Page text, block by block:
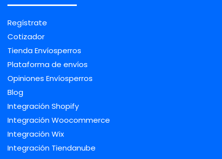
Regístrate
Cotizador
Tienda Envíosperros
Plataforma de envíos
Opiniones Envíosperros
Blog
Integración Shopify
Integración Woocommerce
Integración Wix
Integración Tiendanube